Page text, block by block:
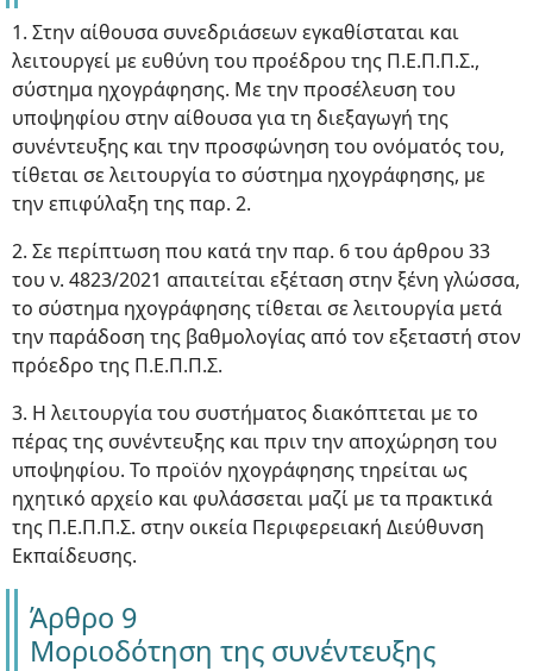
1. Στην αίθουσα συνεδριάσεων εγκαθίσταται και
λειτουργεί με ευθύνη του προέδρου της Π.Ε.Π.Π.Σ.,
σύστημα ηχογράφησης. Με την προσέλευση του
υποψηφίου στην αίθουσα για τη διεξαγωγή της
συνέντευξης και την προσφώνηση του ονόματός του,
τίθεται σε λειτουργία το σύστημα ηχογράφησης, με
την επιφύλαξη της παρ. 2.
2. Σε περίπτωση που κατά την παρ. 6 του άρθρου 33
του ν. 4823/2021 απαιτείται εξέταση στην ξένη γλώσσα,
το σύστημα ηχογράφησης τίθεται σε λειτουργία μετά
την παράδοση της βαθμολογίας από τον εξεταστή στον
πρόεδρο της Π.Ε.Π.Π.Σ.
3. Η λειτουργία του συστήματος διακόπτεται με το
πέρας της συνέντευξης και πριν την αποχώρηση του
υποψηφίου. Το προϊόν ηχογράφησης τηρείται ως
ηχητικό αρχείο και φυλάσσεται μαζί με τα πρακτικά
της Π.Ε.Π.Π.Σ. στην οικεία Περιφερειακή Διεύθυνση
Εκπαίδευσης.
Άρθρο 9
Μοριοδότηση της συνέντευξης